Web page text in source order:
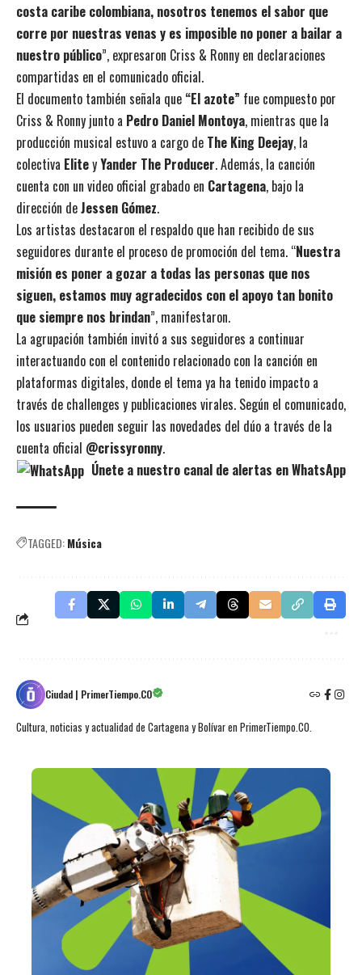
costa caribe colombiana, nosotros tenemos el sabor que
corre por nuestras venas y es imposible no poner a bailar a
nuestro público”, expresaron Criss & Ronny en declaraciones
compartidas en el comunicado oficial.
El documento también señala que “El azote” fue compuesto por
Criss & Ronny junto a Pedro Daniel Montoya, mientras que la
producción musical estuvo a cargo de The King Deejay, la
colectiva EliteyYander The Producer. Además, la canción
cuenta con un video oficial grabado en Cartagena, bajo la
dirección deJessen Gómez.
Los artistas destacaron el respaldo que han recibido de sus
seguidores durante el proceso de promoción del tema. “Nuestra
misión es poner a gozar a todas las personas que nos
siguen, estamos muy agradecidos con el apoyo tan bonito
que siempre nos brindan”, manifestaron.
La agrupación también invitó a sus seguidores a continuar
interactuando con el contenido relacionado con la canción en
plataformas digitales, donde el tema ya ha tenido impacto a
través de challenges y publicaciones virales. Según el comunicado,
los usuarios pueden seguir las novedades del dúo a través de la
cuenta oficial @crissyronny.
Únete a nuestro canal de alertas en WhatsApp
TAGGED:Música
Ciudad | PrimerTiempo.CO
Cultura, noticias y actualidad de Cartagena y Bolívar en PrimerTiempo.CO.